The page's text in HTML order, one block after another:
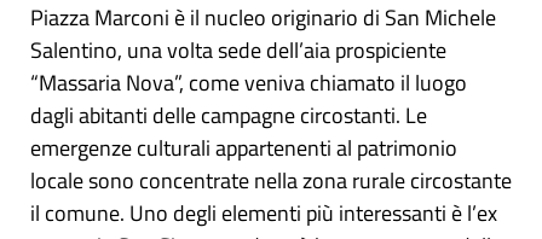
Piazza Marconi è il nucleo originario di San Michele
Salentino, una volta sede dell’aia prospiciente
“Massaria Nova”, come veniva chiamato il luogo
dagli abitanti delle campagne circostanti. Le
emergenze culturali appartenenti al patrimonio
locale sono concentrate nella zona rurale circostante
il comune. Uno degli elementi più interessanti è l’ex